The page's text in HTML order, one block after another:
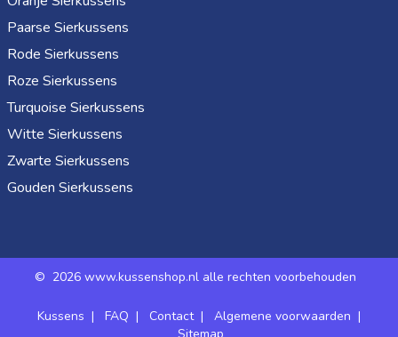
Paarse Sierkussens
Rode Sierkussens
Roze Sierkussens
Turquoise Sierkussens
Witte Sierkussens
Zwarte Sierkussens
Gouden Sierkussens
© 2026 www.kussenshop.nl alle rechten voorbehouden
Kussens | FAQ | Contact| Algemene voorwaarden |